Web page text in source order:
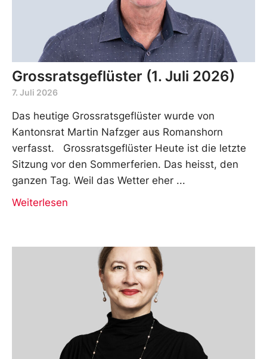
Grossratsgeflüster (1. Juli 2026)
7. Juli 2026
Das heutige Grossratsgeflüster wurde von
Kantonsrat Martin Nafzger aus Romanshorn
verfasst. Grossratsgeflüster Heute ist die letzte
Sitzung vor den Sommerferien. Das heisst, den
ganzen Tag. Weil das Wetter eher
Weiterlesen